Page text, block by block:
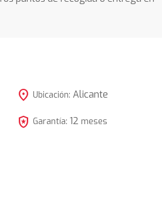
location_on Ubicación: Alicante
local_police Garantía: 12 meses